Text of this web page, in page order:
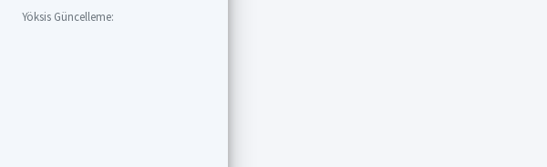
Yöksis Güncelleme: